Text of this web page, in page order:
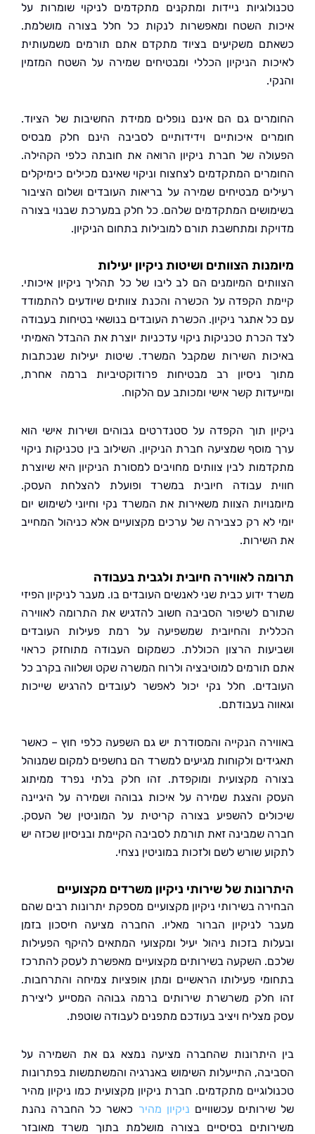
ניידות ומתקנים מתקדמים לניקוי שומרות על
השטח ומאפשרות לנקות כל חלל בצורה מושלמת.
משקיעים בציוד מתקדם אתם תורמים משמעותית
הניקיון הכללי ומבטיחים שמירה על השטח המזמין
גם הם אינם נופלים ממידת החשיבות של הציוד.
איכותיים וידידותיים לסביבה הינם חלק מבסיס
של חברת ניקיון הרואה את חובתה כלפי הקהילה.
המתקדמים לצחצוח וניקוי שאינם מכילים כימיקלים
מבטיחים שמירה על בריאות העובדים ושלום הציבור
המתקדמים שלהם. כל חלק במערכת שבנוי בצורה
ומתחשבת תורם למובילות בתחום הניקיון.
הצוותים ושיטות ניקיון יעילות
המיומנים הם לב ליבו של כל תהליך ניקיון איכותי.
הקפדה על הכשרה והכנת צוותים שיודעים להתמודד
אתגר ניקיון. הכשרת העובדים בנושאי בטיחות בעבודה
טכניקות ניקוי עדכניות יוצרת את ההבדל האמיתי
השירות שמקבל המשרד. שיטות יעילות שנכתבות
ניסיון רב מבטיחות פרודוקטיביות ברמה אחרת,
קשר אישי ומכותב עם הלקוח.
תוך הקפדה על סטנדרטים גבוהים ושירות אישי הוא
שמציעה חברת הניקיון. השילוב בין טכניקות ניקוי
לבין צוותים מחויבים למסורת הניקיון היא שיוצרת
עבודה חיובית במשרד ופועלת להצלחת העסק.
הצוות משאירות את המשרד נקי וחיוני לשימוש יום
לא רק כצבירה של ערכים מקצועיים אלא כניהול המחייב
לאווירה חיובית ולגבית בעבודה
ידוע כבית שני לאנשים העובדים בו. מעבר לניקיון הפיזי
לשיפור הסביבה חשוב להדגיש את התרומה לאווירה
והחיובית שמשפיעה על רמת פעילות העובדים
הרצון הכוללת. כשמקום העבודה מתוחזק כראוי
למוטיבציה ולרוח המשרה שקט ושלווה בקרב כל
חלל נקי יכול לאפשר לעובדים להרגיש שייכות
בעבודתם.
הנקייה והמסודרת יש גם השפעה כלפי חוץ – כאשר
ולקוחות מגיעים למשרד הם נחשפים למקום שמנוהל
מקצועית ומוקפדת. זהו חלק בלתי נפרד ממיתוג
והצגת שמירה על איכות גבוהה ושמירה על היגיינה
להשפיע בצורה קריטית על המוניטין של העסק.
שמבינה זאת תורמת לסביבה הקיימת ובניסיון שכזה יש
שורש לשם ולזכות במוניטין נצחי.
של שירותי ניקיון משרדים מקצועיים
בשירותי ניקיון מקצועיים מספקת יתרונות רבים שהם
לניקיון הברור מאליו. החברה מציעה חיסכון בזמן
בזכות ניהול יעיל ומקצועי המתאים להיקף הפעילות
השקעה בשירותים מקצועיים מאפשרת לעסק להתרכז
פעילותו הראשיים ומתן אופציות צמיחה והתרחבות.
משרשרת שירותים ברמה גבוהה המסייע ליצירת
ויציב בעודכם מתפנים לעבודה שוטפת.
היתרונות שהחברה מציעה נמצא גם את השמירה על
התייעלות השימוש באנרגיה והמשתמשות בפתרונות
מתקדמים. חברת ניקיון מקצועית כמו ניקיון מהיר
עכשווייםניקיון מהירכאשר כל החברה נהנת
בסיסיים בצורה מושלמת בתוך משרד מאובזר